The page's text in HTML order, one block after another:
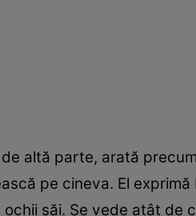
altă parte, arată
pe cineva. El
săi. Se vede atât de